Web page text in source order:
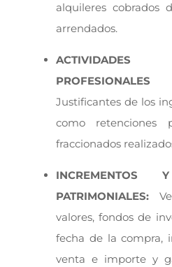
alquileres cobrados
arrendados.
ACTIVIDADES
Justificantes de los
como retenciones
fraccionados
INCREMENTOS
PATRIMONIALES:
valores, fondos de
fecha de la compra,
venta e importe y